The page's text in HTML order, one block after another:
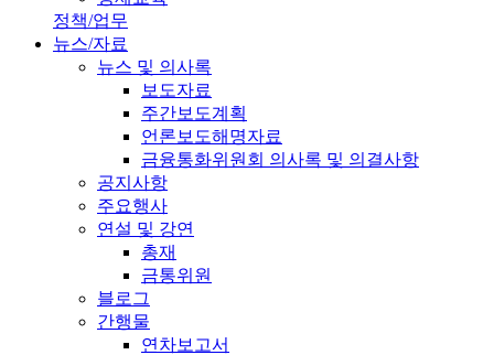
정책/업무
뉴스/자료
뉴스 및 의사록
보도자료
주간보도계획
언론보도해명자료
금융통화위원회 의사록 및 의결사항
공지사항
주요행사
연설 및 강연
총재
금통위원
블로그
간행물
연차보고서